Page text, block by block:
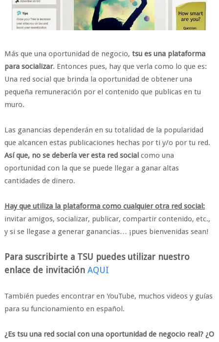
Más que una oportunidad de negocio, tsu es una plataforma
para socializar. Entonces pues, hay que verla como lo que es:
Una red social que brinda la oportunidad de obtener una
pequeña remuneración por el contenido que publicas en tu
muro.
Las ganancias dependerán en su totalidad de la popularidad
que alcancen estas publicaciones hechas por ti y/o por tu red.
Así que, no se debería ver esta red socialcomo una
oportunidad con la que se puede llegar a ganar altas
cantidades de dinero.
Hay que utiliza la plataforma como cualquier otra red social:
invitar amigos, socializar, publicar, compartir contenido, etc.,
y si se llegase a generar ganancias… ¡pues bienvenidas sean!
Para suscribirte a TSU puedes utilizar nuestro
enlace de invitación AQUI
También puedes encontrar en YouTube, muchos videos y guías
para su funcionamiento en español.
¿Es tsu una red social con una oportunidad de negocio real? ¿O